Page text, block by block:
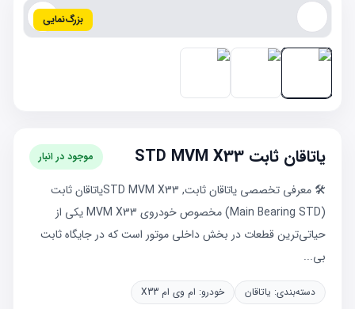
بزرگ‌نمایی
یاتاقان ثابت STD MVM X33 موجود در انبار
🛠️ معرفی تخصصی یاتاقان ثابت, STD MVM X33یاتاقان ثابت
(Main Bearing STD) مخصوص خودروی MVM X33 یکی از
حیاتی‌ترین قطعات در بخش داخلی موتور است که در جایگاه ثابت
بی...
دسته‌بندی: یاتاقان خودرو: ام وی ام X33